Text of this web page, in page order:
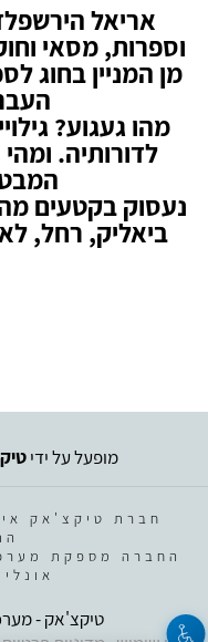
אריאל
וספרות, מסאי
מן המניין בחוג
מהו געגוע?
לדורותיה.
נעסוק בקטעים
ביאליק, רחל,
מופעל על ידי
חברת טיקצ'אק
החברה מספקת
טיקצ'אק -